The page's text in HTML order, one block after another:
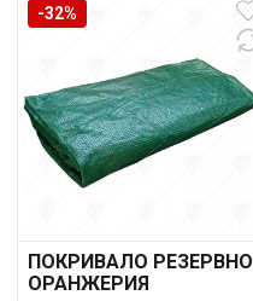
-32%
ПОКРИВАЛО РЕЗЕРВНО
ОРАНЖЕРИЯ